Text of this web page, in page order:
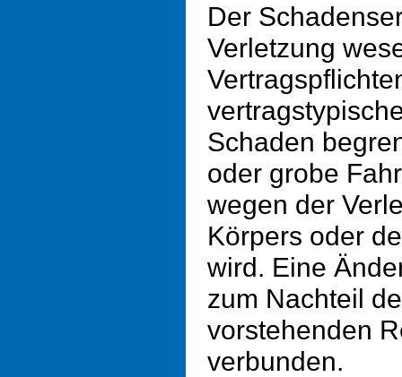
Der
Verletzung
Schaden
oder grobe
wegen der
Körpers oder
wird. Eine
zum Nachteil
vorstehenden
verbunden.